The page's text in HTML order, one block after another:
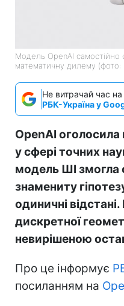
Модель OpenAI самостійно
математичну дилему (фото:
Не витрачай час
РБК-Україна у
OpenAI
у сфері точних
модель ШІ змогла
знамениту
одиничні
дискретної
невирішеною
Про це інформує
посиланням на